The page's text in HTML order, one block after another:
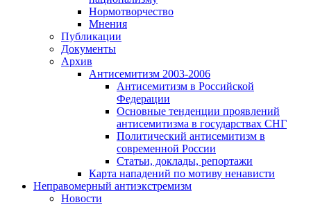
Нормотворчество
Мнения
Публикации
Документы
Архив
Антисемитизм 2003-2006
Антисемитизм в Российской
Федерации
Основные тенденции проявлений
антисемитизма в государствах СНГ
Политический антисемитизм в
современной России
Статьи, доклады, репортажи
Карта нападений по мотиву ненависти
Неправомерный антиэкстремизм
Новости